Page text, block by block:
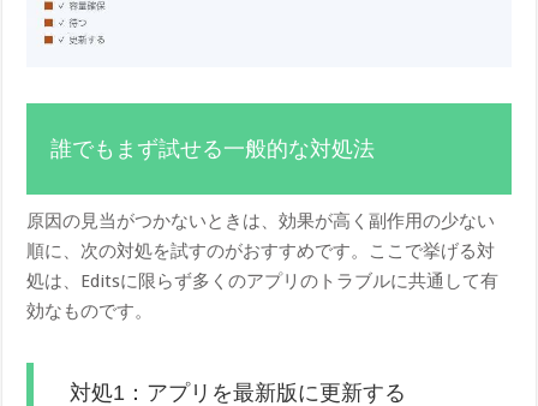
誰でもまず試せる一般的な対処法
原因の見当がつかないときは、効果が高く副作用の少ない
順に、次の対処を試すのがおすすめです。ここで挙げる対
処は、Editsに限らず多くのアプリのトラブルに共通して有
効なものです。
対処1：アプリを最新版に更新する